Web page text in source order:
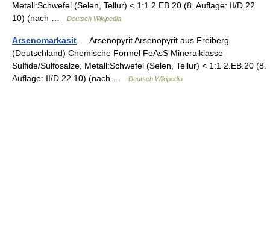
Metall:Schwefel (Selen, Tellur) < 1:1 2.EB.20 (8. Auflage: II/D.22
10) (nach …
Deutsch Wikipedia
Arsenomarkasit — Arsenopyrit Arsenopyrit aus Freiberg
(Deutschland) Chemische Formel FeAsS Mineralklasse
Sulfide/Sulfosalze, Metall:Schwefel (Selen, Tellur) < 1:1 2.EB.20 (8.
Auflage: II/D.22 10) (nach …
Deutsch Wikipedia